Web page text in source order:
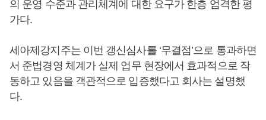
의 운영 수준과 관리체계에 대한 요구가 한층 엄격한 평
가다.
세아제강지주는 이번 갱신심사를 ‘무결점’으로 통과하면
서 준법경영 체계가 실제 업무 현장에서 효과적으로 작
동하고 있음을 객관적으로 입증했다고 회사는 설명했
다.